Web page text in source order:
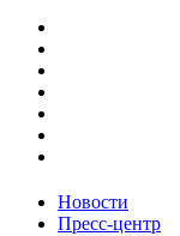
Новости
Пресс-центр